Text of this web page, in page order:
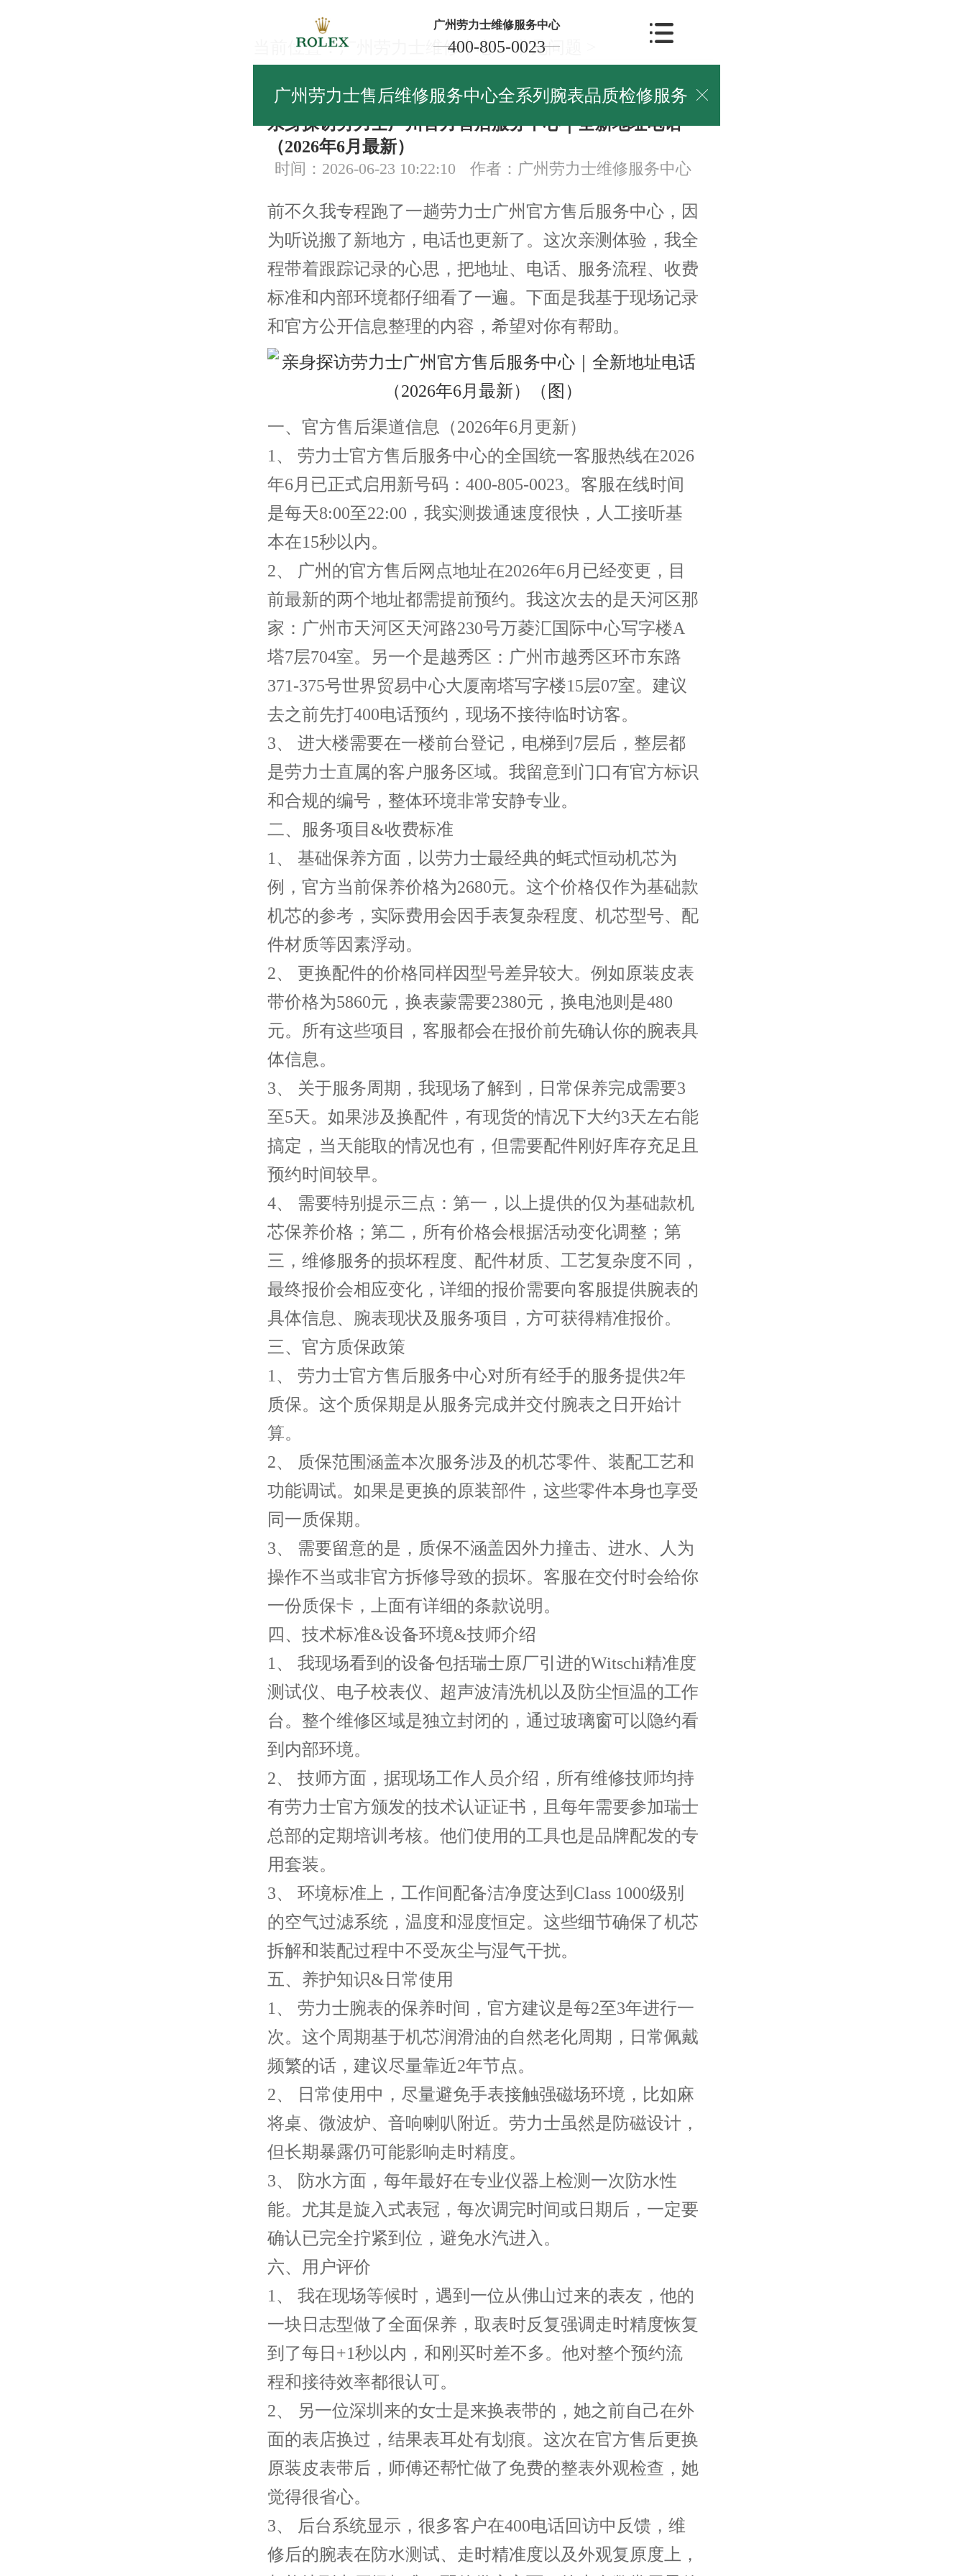
广州劳力士维修服务中心
400-805-0023
广州劳力士售后维修服务中心全系列腕表品质检修服务 
当前位置：广州劳力士维修中心>常见问题
常见问题
亲身探访劳力士广州官方售后服务中心｜全新地址电话
（2026年6月最新）
时间：2026-06-23 10:22:10 作者：广州劳力士维修服务中心
前不久我专程跑了一趟劳力士广州官方售后服务中心，因
为听说搬了新地方，电话也更新了。这次亲测体验，我全
程带着跟踪记录的心思，把地址、电话、服务流程、收费
标准和内部环境都仔细看了一遍。下面是我基于现场记录
和官方公开信息整理的内容，希望对你有帮助。
一、官方售后渠道信息（2026年6月更新）
1、 劳力士官方售后服务中心的全国统一客服热线在2026
年6月已正式启用新号码：400-805-0023。客服在线时间
是每天8:00至22:00，我实测拨通速度很快，人工接听基
本在15秒以内。
2、 广州的官方售后网点地址在2026年6月已经变更，目
前最新的两个地址都需提前预约。我这次去的是天河区那
家：广州市天河区天河路230号万菱汇国际中心写字楼A
塔7层704室。另一个是越秀区：广州市越秀区环市东路
371-375号世界贸易中心大厦南塔写字楼15层07室。建议
去之前先打400电话预约，现场不接待临时访客。
3、 进大楼需要在一楼前台登记，电梯到7层后，整层都
是劳力士直属的客户服务区域。我留意到门口有官方标识
和合规的编号，整体环境非常安静专业。
二、服务项目&收费标准
1、 基础保养方面，以劳力士最经典的蚝式恒动机芯为
例，官方当前保养价格为2680元。这个价格仅作为基础款
机芯的参考，实际费用会因手表复杂程度、机芯型号、配
件材质等因素浮动。
2、 更换配件的价格同样因型号差异较大。例如原装皮表
带价格为5860元，换表蒙需要2380元，换电池则是480
元。所有这些项目，客服都会在报价前先确认你的腕表具
体信息。
3、 关于服务周期，我现场了解到，日常保养完成需要3
至5天。如果涉及换配件，有现货的情况下大约3天左右能
搞定，当天能取的情况也有，但需要配件刚好库存充足且
预约时间较早。
4、 需要特别提示三点：第一，以上提供的仅为基础款机
芯保养价格；第二，所有价格会根据活动变化调整；第
三，维修服务的损坏程度、配件材质、工艺复杂度不同，
最终报价会相应变化，详细的报价需要向客服提供腕表的
具体信息、腕表现状及服务项目，方可获得精准报价。
三、官方质保政策
1、 劳力士官方售后服务中心对所有经手的服务提供2年
质保。这个质保期是从服务完成并交付腕表之日开始计
算。
2、 质保范围涵盖本次服务涉及的机芯零件、装配工艺和
功能调试。如果是更换的原装部件，这些零件本身也享受
同一质保期。
3、 需要留意的是，质保不涵盖因外力撞击、进水、人为
操作不当或非官方拆修导致的损坏。客服在交付时会给你
一份质保卡，上面有详细的条款说明。
四、技术标准&设备环境&技师介绍
1、 我现场看到的设备包括瑞士原厂引进的Witschi精准度
测试仪、电子校表仪、超声波清洗机以及防尘恒温的工作
台。整个维修区域是独立封闭的，通过玻璃窗可以隐约看
到内部环境。
2、 技师方面，据现场工作人员介绍，所有维修技师均持
有劳力士官方颁发的技术认证证书，且每年需要参加瑞士
总部的定期培训考核。他们使用的工具也是品牌配发的专
用套装。
3、 环境标准上，工作间配备洁净度达到Class 1000级别
的空气过滤系统，温度和湿度恒定。这些细节确保了机芯
拆解和装配过程中不受灰尘与湿气干扰。
五、养护知识&日常使用
1、 劳力士腕表的保养时间，官方建议是每2至3年进行一
次。这个周期基于机芯润滑油的自然老化周期，日常佩戴
频繁的话，建议尽量靠近2年节点。
2、 日常使用中，尽量避免手表接触强磁场环境，比如麻
将桌、微波炉、音响喇叭附近。劳力士虽然是防磁设计，
但长期暴露仍可能影响走时精度。
3、 防水方面，每年最好在专业仪器上检测一次防水性
能。尤其是旋入式表冠，每次调完时间或日期后，一定要
确认已完全拧紧到位，避免水汽进入。
六、用户评价
1、 我在现场等候时，遇到一位从佛山过来的表友，他的
一块日志型做了全面保养，取表时反复强调走时精度恢复
到了每日+1秒以内，和刚买时差不多。他对整个预约流
程和接待效率都很认可。
2、 另一位深圳来的女士是来换表带的，她之前自己在外
面的表店换过，结果表耳处有划痕。这次在官方售后更换
原装皮表带后，师傅还帮忙做了免费的整表外观检查，她
觉得很省心。
3、 后台系统显示，很多客户在400电话回访中反馈，维
修后的腕表在防水测试、走时精准度以及外观复原度上，